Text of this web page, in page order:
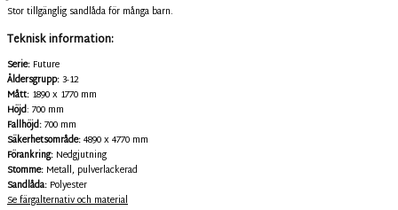
Stor tillgänglig sandlåda för många barn.
Teknisk information:
Serie: Future
Åldersgrupp:3-12
Mått: 1890 x 1770 mm
Höjd: 700 mm
Fallhöjd:700 mm
Säkerhetsområde:4890 x 4770 mm
Förankring: Nedgjutning
Stomme: Metall, pulverlackerad
Sandlåda: Polyester
Se färgalternativ och material